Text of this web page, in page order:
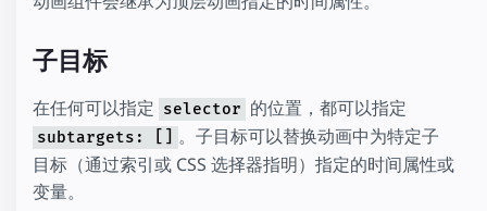
子目标
在任何可以指定 selector 的位置，都可以指定
subtargets: [] 。子目标可以替换动画中为特定子
目标（通过索引或 CSS 选择器指明）指定的时间属性或
变量。